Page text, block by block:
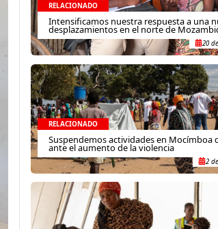
RELACIONADO
Intensificamos nuestra respuesta a una
desplazamientos en el norte de
20
RELACIONADO
Suspendemos actividades en Mocímboa
ante el aumento de la violencia
2